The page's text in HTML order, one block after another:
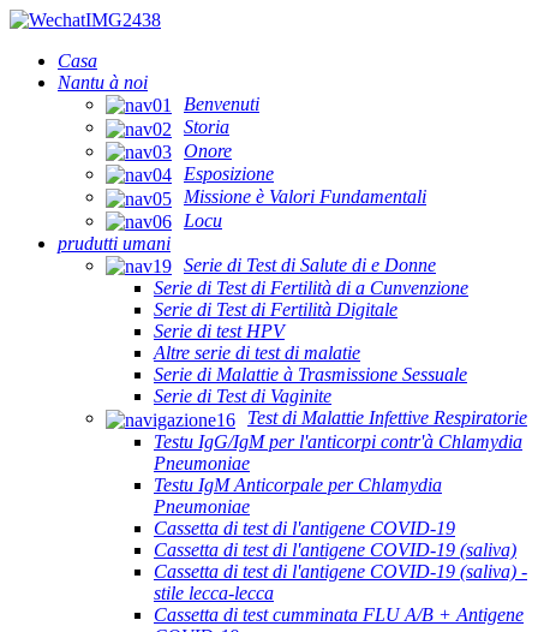
Casa
Nantu à noi
Benvenuti
Storia
Onore
Esposizione
Missione è Valori Fundamentali
Locu
prudutti umani
Serie di Test di Salute di e Donne
Serie di Test di Fertilità di a Cunvenzione
Serie di Test di Fertilità Digitale
Serie di test HPV
Altre serie di test di malatie
Serie di Malattie à Trasmissione Sessuale
Serie di Test di Vaginite
Test di Malattie Infettive Respiratorie
Testu IgG/IgM per l'anticorpi contr'à Chlamydia
Pneumoniae
Testu IgM Anticorpale per Chlamydia
Pneumoniae
Cassetta di test di l'antigene COVID-19
Cassetta di test di l'antigene COVID-19 (saliva)
Cassetta di test di l'antigene COVID-19 (saliva) -
stile lecca-lecca
Cassetta di test cumminata FLU A/B + Antigene